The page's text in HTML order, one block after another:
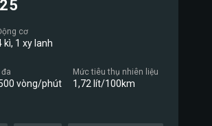
cơ
kì, 1 xy lanh
vòng/phút
Mức tiêu thụ nhiên liệu
1,72 lít/100km